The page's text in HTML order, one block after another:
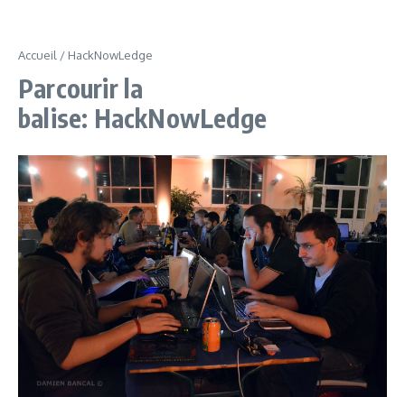
Accueil / HackNowLedge
Parcourir la
balise: HackNowLedge